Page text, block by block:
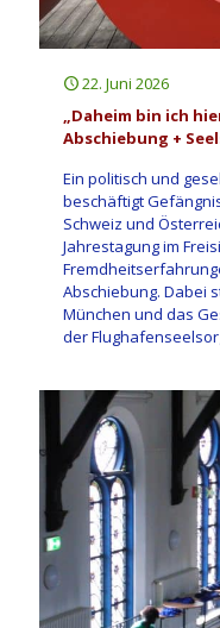
22. Juni 2026
„Daheim bin ich
Abschiebung +
Ein politisch und
beschäftigt
Schweiz und
Jahrestagung im
Abschiebung. Dabei
München und das
der